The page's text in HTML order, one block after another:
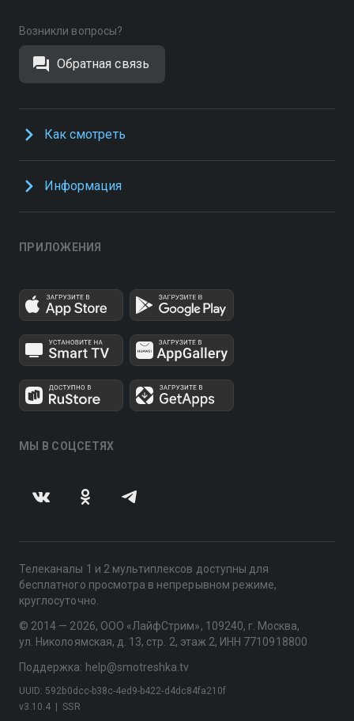
Возникли вопросы?
Обратная связь
Как смотреть
Информация
ПРИЛОЖЕНИЯ
МЫ В СОЦСЕТЯХ
Телеканалы 1 и 2 мультиплексов доступны для
бесплатного просмотра в непрерывном режиме,
круглосуточно.
© 2014 — 2026, ООО «ЛайфСтрим», 109240, г. Москва,
ул. Николоямская, д. 13, стр. 2, этаж 2, ИНН 7710918800
Поддержка: help@smotreshka.tv
v3.10.4 SSR
UUID: 592b0dcc-b38c-4ed9-b422-d4dc84fa210f